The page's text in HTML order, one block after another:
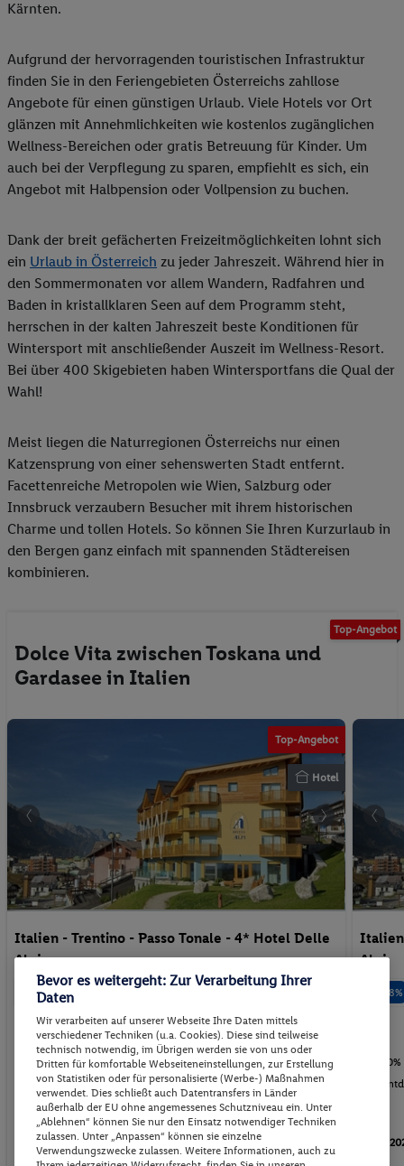
Kärnten.
Aufgrund der hervorragenden touristischen Infrastruktur
finden Sie in den Feriengebieten Österreichs zahllose
Angebote für einen günstigen Urlaub. Viele Hotels vor Ort
glänzen mit Annehmlichkeiten wie kostenlos zugänglichen
Wellness-Bereichen oder gratis Betreuung für Kinder. Um
auch bei der Verpflegung zu sparen, empfiehlt es sich, ein
Angebot mit Halbpension oder Vollpension zu buchen.
Dank der breit gefächerten Freizeitmöglichkeiten lohnt sich
ein Urlaub in Österreich zu jeder Jahreszeit. Während hier in
den Sommermonaten vor allem Wandern, Radfahren und
Baden in kristallklaren Seen auf dem Programm steht,
herrschen in der kalten Jahreszeit beste Konditionen für
Wintersport mit anschließender Auszeit im Wellness-Resort.
Bei über 400 Skigebieten haben Wintersportfans die Qual der
Wahl!
Meist liegen die Naturregionen Österreichs nur einen
Katzensprung von einer sehenswerten Stadt entfernt.
Facettenreiche Metropolen wie Wien, Salzburg oder
Innsbruck verzaubern Besucher mit ihrem historischen
Charme und tollen Hotels. So können Sie Ihren Kurzurlaub in
den Bergen ganz einfach mit spannenden Städtereisen
kombinieren.
Top-Angebot
Dolce Vita zwischen Toskana und
Gardasee in Italien
Top-Angebot
Hotel
Italien - Trentino - Passo Tonale - 4* Hotel Delle
Alpi
88%
20% Ermäßigung auf Massage und Kosmetikanw...
Entdecken sie die Natur des Trentinos!
05.09.2026 - 10.09.2026
p.P. ab
259.-
Italien
Alpi
88%
Bevor es weitergeht: Zur Verarbeitung Ihrer
Daten
Wir verarbeiten auf unserer Webseite Ihre Daten mittels
verschiedener Techniken (u.a. Cookies). Diese sind teilweise
technisch notwendig, im Übrigen werden sie von uns oder
Dritten für komfortable Webseiteneinstellungen, zur Erstellung
von Statistiken oder für personalisierte (Werbe-) Maßnahmen
verwendet. Dies schließt auch Datentransfers in Länder
außerhalb der EU ohne angemessenes Schutzniveau ein. Unter
„Ablehnen“ können Sie nur den Einsatz notwendiger Techniken
zulassen. Unter „Anpassen“ können sie einzelne
Verwendungszwecke zulassen. Weitere Informationen, auch zu